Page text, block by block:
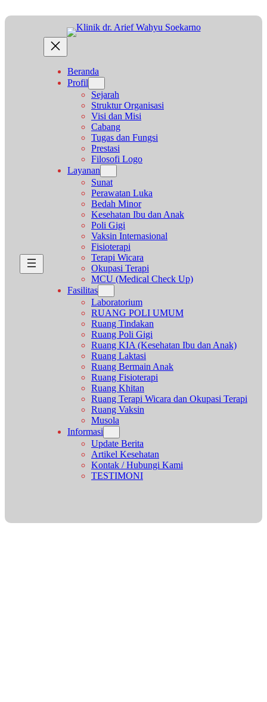
ke
Beranda
Profil
Sejarah
Struktur Organisasi
Visi dan Misi
Cabang
Tugas dan Fungsi
Prestasi
Filosofi Logo
Layanan
Sunat
Perawatan Luka
Bedah Minor
Kesehatan Ibu dan Anak
Poli Gigi
Vaksin Internasional
Fisioterapi
Terapi Wicara
Okupasi Terapi
MCU (Medical Check Up)
Fasilitas
Laboratorium
RUANG POLI UMUM
Ruang Tindakan
Ruang Poli Gigi
Ruang KIA (Kesehatan Ibu dan Anak)
Ruang Laktasi
Ruang Bermain Anak
Ruang Fisioterapi
Ruang Khitan
Ruang Terapi Wicara dan Okupasi Terapi
Ruang Vaksin
Musola
Informasi
Update Berita
Artikel Kesehatan
Kontak / Hubungi Kami
TESTIMONI